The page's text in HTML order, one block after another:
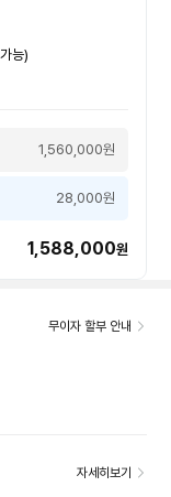
능)
1,560,000원
28,000원
1,588,000원
무이자 할부 안내
자세히보기